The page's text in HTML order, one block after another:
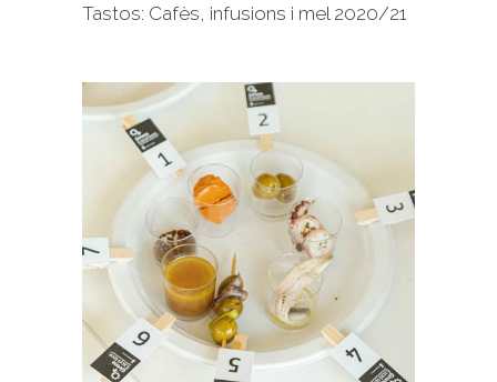
Tastos: Cafès, infusions i mel 2020/21
+